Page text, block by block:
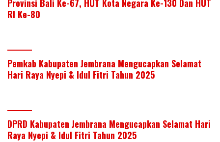
Provinsi Bali Ke-67, HUT Kota Negara Ke-130 Dan HUT
RI Ke-80
Pemkab Kabupaten Jembrana Mengucapkan Selamat
Hari Raya Nyepi & Idul Fitri Tahun 2025
DPRD Kabupaten Jembrana Mengucapkan Selamat Hari
Raya Nyepi & Idul Fitri Tahun 2025